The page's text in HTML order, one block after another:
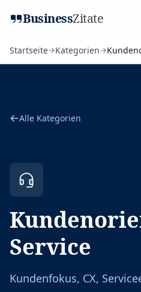
BusinessZitate
Startseite Kategorien
Alle Kategorien
Service
Kundenfokus, CX,